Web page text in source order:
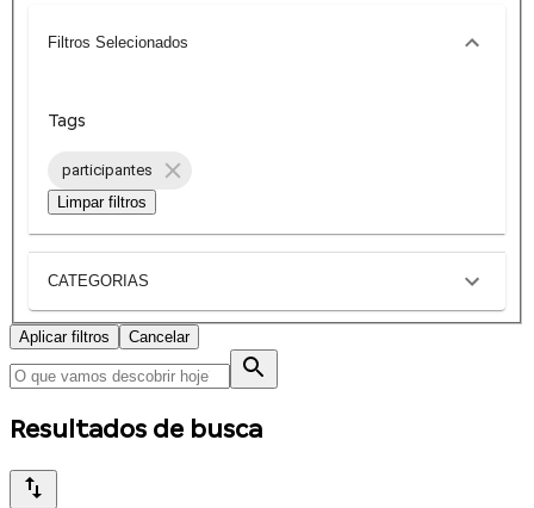
Filtros Selecionados
Tags
participantes
Limpar filtros
CATEGORIAS
Aplicar filtros Cancelar
Resultados de busca